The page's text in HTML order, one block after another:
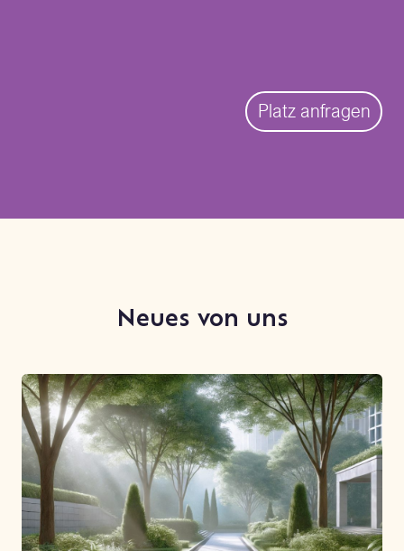
Platz anfragen
Neues von uns